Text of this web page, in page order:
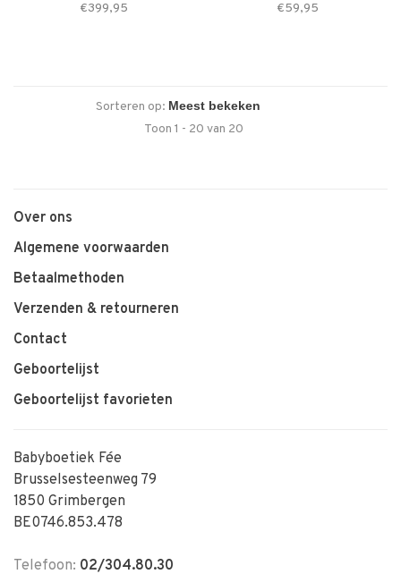
€399,95 €59,95
Sorteren op:
Toon 1 - 20 van 20
Over ons
Algemene voorwaarden
Betaalmethoden
Verzenden & retourneren
Contact
Geboortelijst
Geboortelijst favorieten
Babyboetiek Fée
Brusselsesteenweg 79
1850 Grimbergen
BE0746.853.478
Telefoon: 02/304.80.30